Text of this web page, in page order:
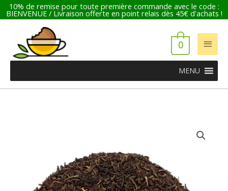
10% de remise pour toute première commande avec le code :
BIENVENUE / Livraison offerte en point relais dès 45€ d'achats !
Aller
au
MENU
0
prix :
0,60 €
à
38,50 €